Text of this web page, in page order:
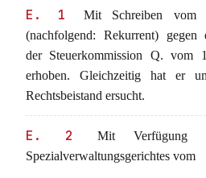
E. 1
Mit Schreiben
(nachfolgend: Rekurrent) gegen
der Steuerkommission Q. vom
erhoben. Gleichzeitig hat er
Rechtsbeistand ersucht.
E. 2
Mit Verfügung
Spezialverwaltungsgerichtes vom